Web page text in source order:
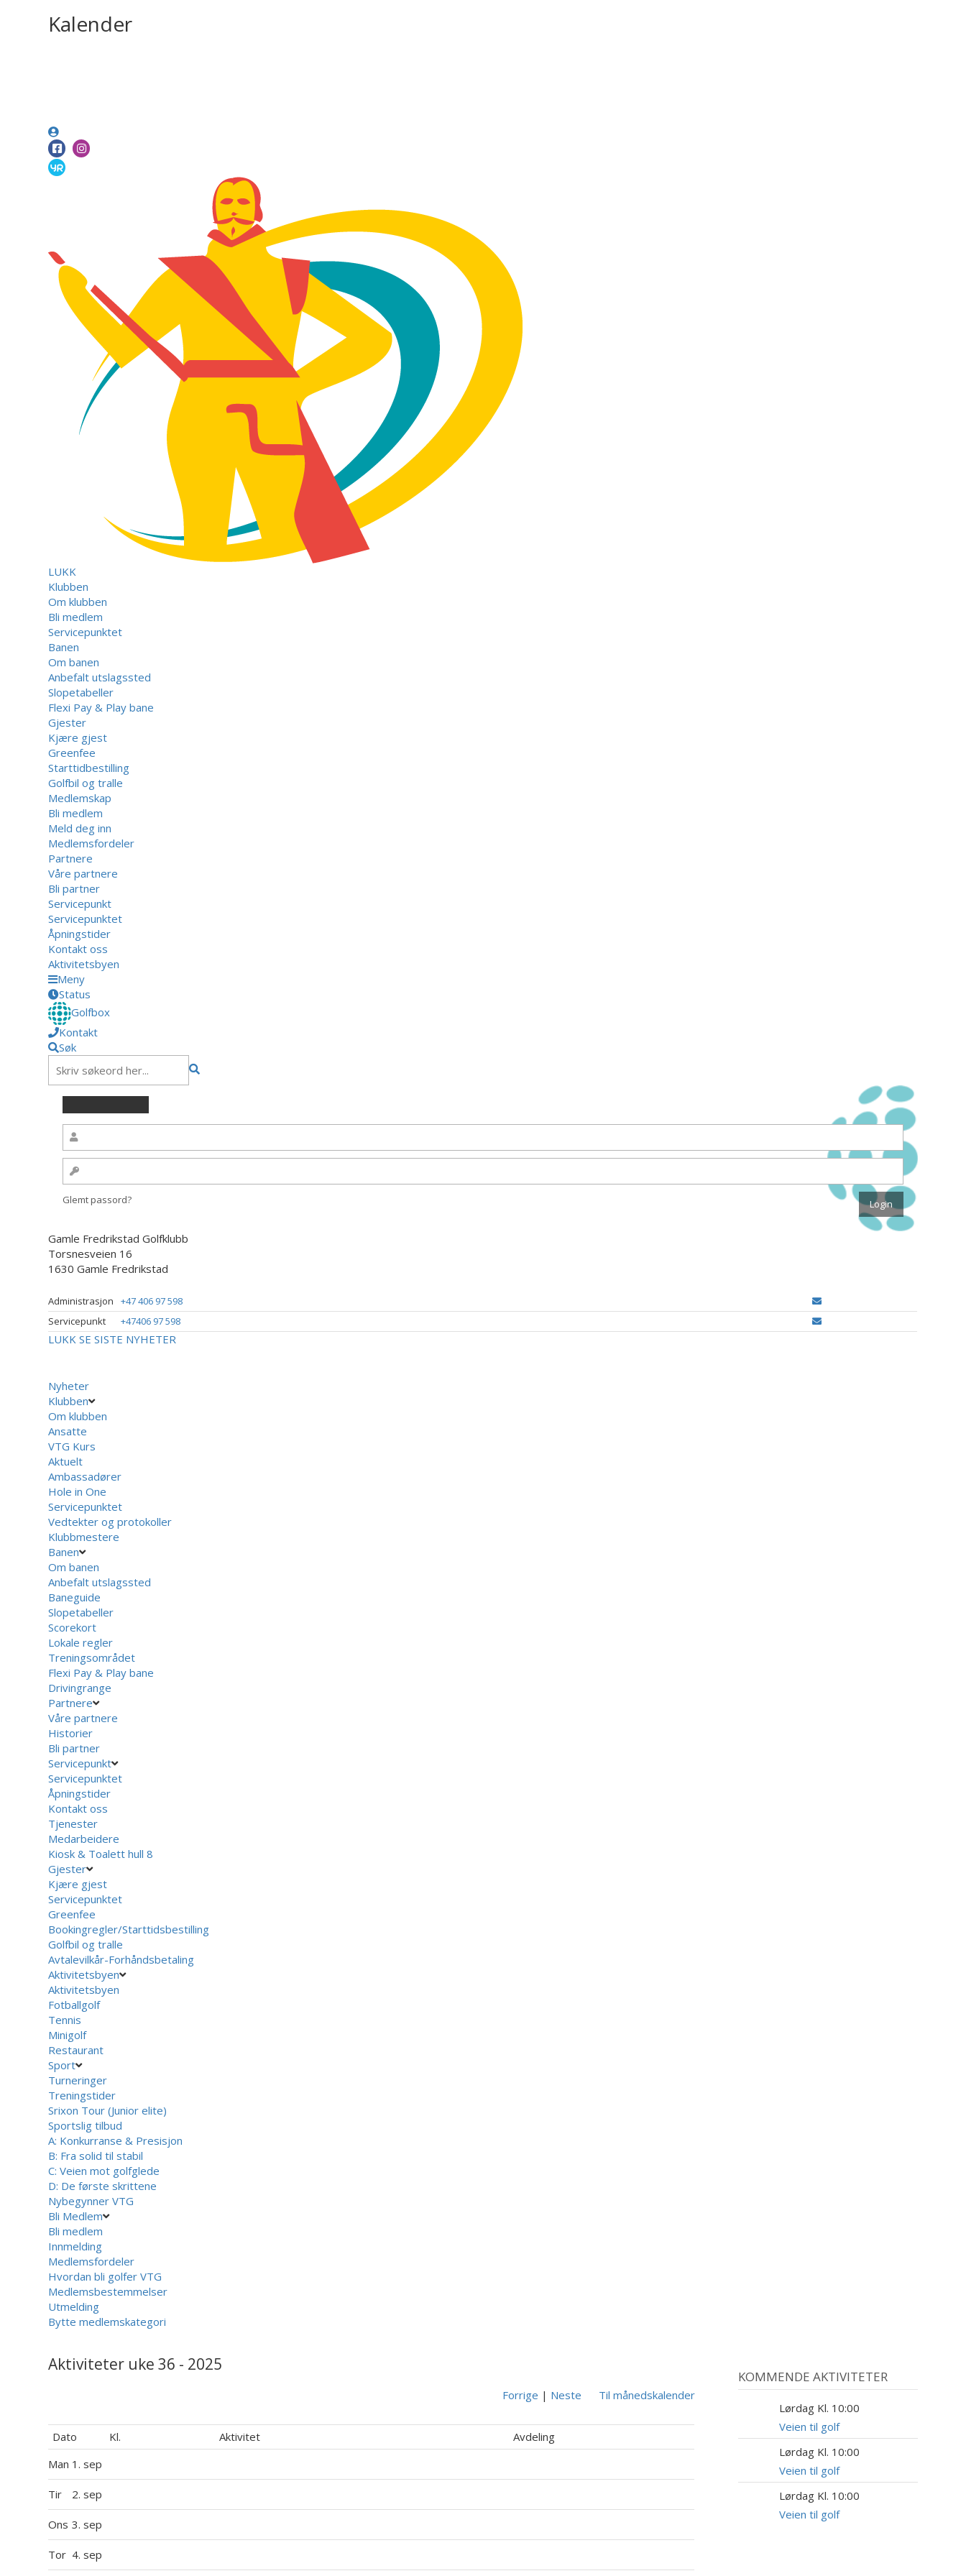
Kalender
LUKK
Klubben
Om klubben
Bli medlem
Servicepunktet
Banen
Om banen
Anbefalt utslagssted
Slopetabeller
Flexi Pay & Play bane
Gjester
Kjære gjest
Greenfee
Starttidbestilling
Golfbil og tralle
Medlemskap
Bli medlem
Meld deg inn
Medlemsfordeler
Partnere
Våre partnere
Bli partner
Servicepunkt
Servicepunktet
Åpningstider
Kontakt oss
Aktivitetsbyen
Meny
Status
Golfbox
Kontakt
Søk
Glemt passord?
Gamle Fredrikstad Golfklubb
Torsnesveien 16
1630 Gamle Fredrikstad
Administrasjon
+47 406 97 598
Servicepunkt
+47406 97 598
LUKK SE SISTE NYHETER
Nyheter
Klubben
Om klubben
Ansatte
VTG Kurs
Aktuelt
Ambassadører
Hole in One
Servicepunktet
Vedtekter og protokoller
Klubbmestere
Banen
Om banen
Anbefalt utslagssted
Baneguide
Slopetabeller
Scorekort
Lokale regler
Treningsområdet
Flexi Pay & Play bane
Drivingrange
Partnere
Våre partnere
Historier
Bli partner
Servicepunkt
Servicepunktet
Åpningstider
Kontakt oss
Tjenester
Medarbeidere
Kiosk & Toalett hull 8
Gjester
Kjære gjest
Servicepunktet
Greenfee
Bookingregler/Starttidsbestilling
Golfbil og tralle
Avtalevilkår-Forhåndsbetaling
Aktivitetsbyen
Aktivitetsbyen
Fotballgolf
Tennis
Minigolf
Restaurant
Sport
Turneringer
Treningstider
Srixon Tour (Junior elite)
Sportslig tilbud
A: Konkurranse & Presisjon
B: Fra solid til stabil
C: Veien mot golfglede
D: De første skrittene
Nybegynner VTG
Bli Medlem
Bli medlem
Innmelding
Medlemsfordeler
Hvordan bli golfer VTG
Medlemsbestemmelser
Utmelding
Bytte medlemskategori
Aktiviteter uke 36 - 2025
Forrige | Neste Til månedskalender
Dato Kl. Aktivitet
Avdeling
Man 1. sep
Tir 2. sep
Ons 3. sep
Tor 4. sep
KOMMENDE AKTIVITETER
Lørdag Kl. 10:00
Veien til golf
Lørdag Kl. 10:00
Veien til golf
Lørdag Kl. 10:00
Veien til golf